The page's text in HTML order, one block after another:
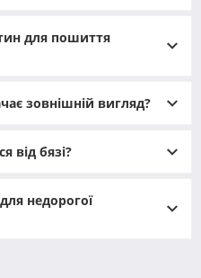
для пошиття
зовнішній вигляд?
від бязі?
недорогої